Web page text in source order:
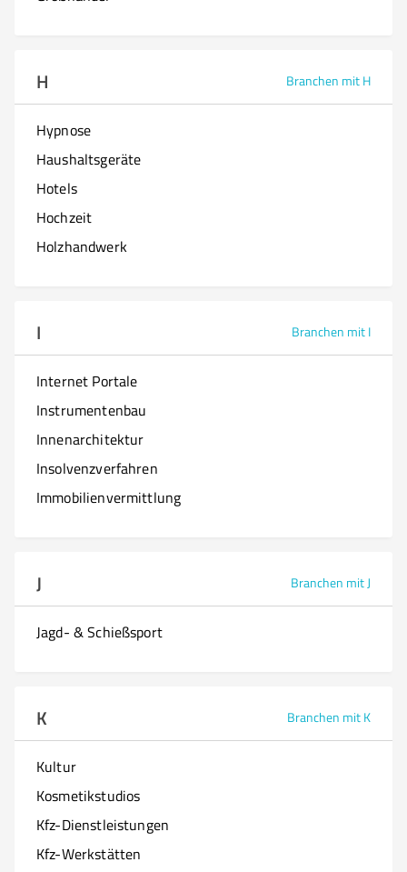
H Branchen mit H
Hypnose
Haushaltsgeräte
Hotels
Hochzeit
Holzhandwerk
I Branchen mit I
Internet Portale
Instrumentenbau
Innenarchitektur
Insolvenzverfahren
Immobilienvermittlung
J Branchen mit J
Jagd- & Schießsport
K Branchen mit K
Kultur
Kosmetikstudios
Kfz-Dienstleistungen
Kfz-Werkstätten